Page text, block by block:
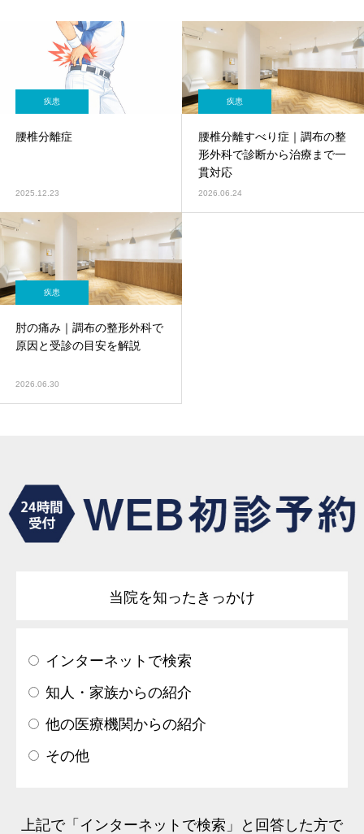
疾患
腰椎分離症
2025.12.23
疾患
腰椎分離すべり症｜調布の整
形外科で診断から治療まで一
貫対応
2026.06.24
疾患
肘の痛み｜調布の整形外科で
原因と受診の目安を解説
2026.06.30
当院を知ったきっかけ
インターネットで検索
知人・家族からの紹介
他の医療機関からの紹介
その他
上記で「インターネットで検索」と回答した方で